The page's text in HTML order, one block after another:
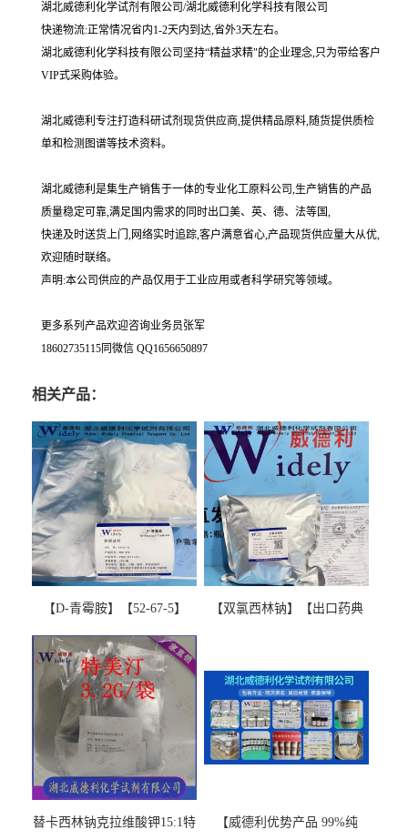
湖北威德利化学试剂有限公司/湖北威德利化学科技有限公司
快递物流:正常情况省内1-2天内到达,省外3天左右。
湖北威德利化学科技有限公司坚持“精益求精"的企业理念,只为带给客户
VIP式采购体验。
湖北威德利专注打造科研试剂现货供应商,提供精品原料,随货提供质检
单和检测图谱等技术资料。
湖北威德利是集生产销售于一体的专业化工原料公司,生产销售的产品
质量稳定可靠,满足国内需求的同时出口美、英、德、法等国,
快递及时送货上门,网络实时追踪,客户满意省心,产品现货供应量大从优,
欢迎随时联络。
声明:本公司供应的产品仅用于工业应用或者科学研究等领域。
更多系列产品欢迎咨询业务员张军
18602735115同微信 QQ1656650897
相关产品：
【D-青霉胺】【52-67-5】
图谱检测方法现货供应咨询
张军52-67-5
【双氯西林钠】【出口药典
替卡西林钠克拉维酸钾15:1特
【威德利优势产品 99%纯